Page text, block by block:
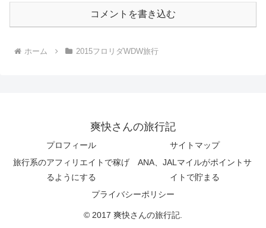
コメントを書き込む
ホーム 2015フロリダWDW旅行
爽快さんの旅行記
プロフィール
サイトマップ
旅行系のアフィリエイトで稼げ
るようにする
ANA、JALマイルがポイントサ
イトで貯まる
プライバシーポリシー
© 2017 爽快さんの旅行記.